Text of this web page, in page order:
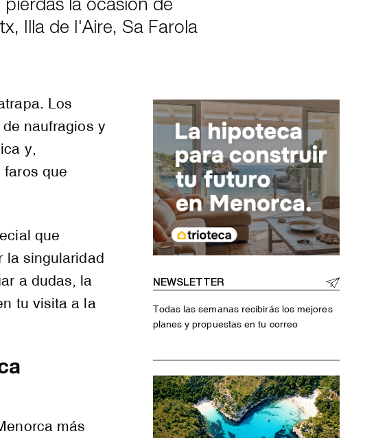
la ocasión de
Illa de l'Aire, Sa Farola
Los
naufragios y
y,
faros que
que
la singularidad
a dudas, la
tu visita a la
más
NEWSLETTER
Todas las semanas recibirás los mejores
planes y propuestas en tu correo